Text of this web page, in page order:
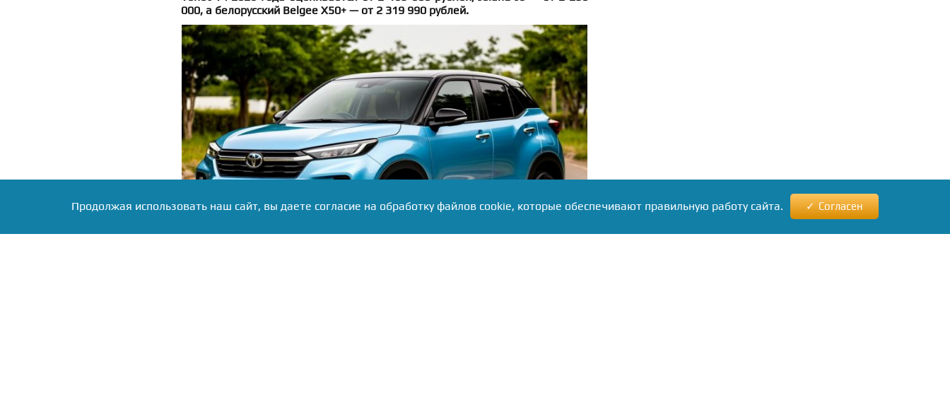
000, а белорусский Belgee X50+ — от 2 319 990 рублей.
Продолжая использовать наш сайт, вы даете согласие на обработку файлов cookie, которые обеспечивают правильную работу сайта. Согласен